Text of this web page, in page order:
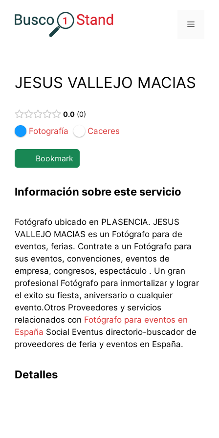
Menú
JESUS VALLEJO MACIAS
0.0 0
Fotografía Caceres
Bookmark
Información sobre este servicio
Fotógrafo ubicado en PLASENCIA. JESUS
VALLEJO MACIAS es un Fotógrafo para de
eventos, ferias. Contrate a un Fotógrafo para
sus eventos, convenciones, eventos de
empresa, congresos, espectáculo . Un gran
profesional Fotógrafo para inmortalizar y lograr
el exito su fiesta, aniversario o cualquier
evento.Otros Proveedores y servicios
relacionados con Fotógrafo para eventos en
España Social Eventus directorio-buscador de
proveedores de feria y eventos en España.
Detalles